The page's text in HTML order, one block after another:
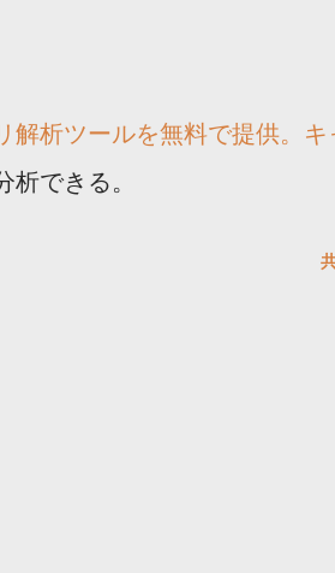
解析ツールを無料で提供。キ
できる。